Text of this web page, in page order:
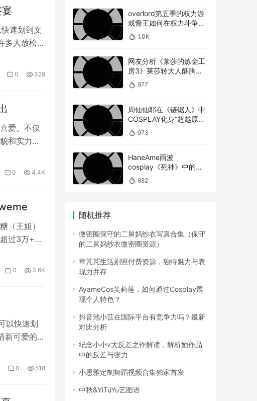
法。另一
我们也需
以理性和
和安全。只
速划到文
多人放松心
0 328
爱。不仅
和实力不
0 4.4K
（王姐）
过3万+粉
0 3.6K
以快速划
新可爱的形
0 518
overlord第五季的权力游
戏骨王如何在权力斗争中
崭露头角，overlord第五
季权力博弈骨王如何在复
1.0K
网友分析《莱莎的炼金工
房3》莱莎转大人酥胸蜜
大腿对比以前超有感！
977
周仙仙耶在《链锯人》中
COSPLAY化身“超越原版”
的玛奇玛
973
HaneAme雨波
cosplay《死神》中的松
本乱菊
882
随机推荐
微密圈保守的二舅妈纱衣写真合集（保守
的二舅妈纱衣微密圈资源）
章芃芃生活剧照付费资源，独特魅力与表
现力并存
AyameCos芙莉莲，如何通过Cosplay展
现个人特色？
抖音池小苡在国际平台有竞争力吗？最新
对比分析
纪念小小v大反差之作解读，解析她作品
中的反差与张力
小恩雅定制舞蹈视频合集独家首发
中秋&YiTuYu艺图语